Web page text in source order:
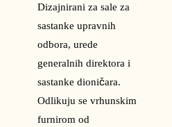
Dizajnirani za sale za
sastanke upravnih
odbora, urede
generalnih direktora i
sastanke dioničara.
Odlikuju se vrhunskim
furnirom od